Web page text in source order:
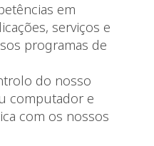
em
serviços e
programas de
do nosso
computador e
com os nossos